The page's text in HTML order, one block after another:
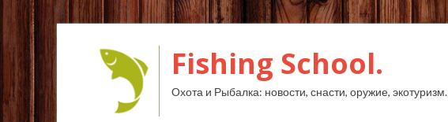
Fishing School.
Охота и Рыбалка: новости, снасти, оружие, экотуризм.